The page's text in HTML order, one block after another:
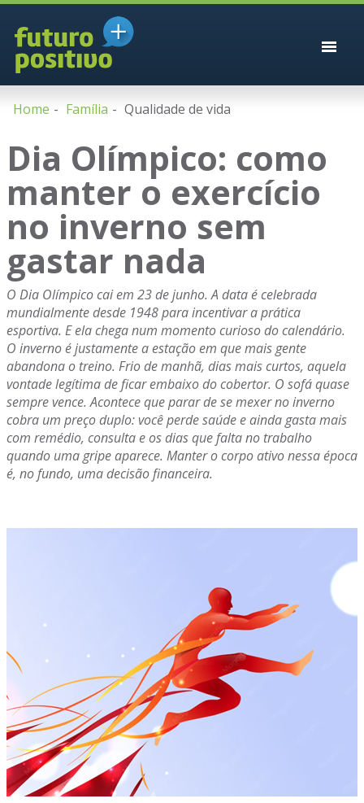
Home Família Qualidade de vida
Dia Olímpico: como
manter o exercício
no inverno sem
gastar nada
O Dia Olímpico cai em 23 de junho. A data é celebrada
mundialmente desde 1948 para incentivar a prática
esportiva. E ela chega num momento curioso do calendário.
O inverno é justamente a estação em que mais gente
abandona o treino. Frio de manhã, dias mais curtos, aquela
vontade legítima de ficar embaixo do cobertor. O sofá quase
sempre vence. Acontece que parar de se mexer no inverno
cobra um preço duplo: você perde saúde e ainda gasta mais
com remédio, consulta e os dias que falta no trabalho
quando uma gripe aparece. Manter o corpo ativo nessa época
é, no fundo, uma decisão financeira.